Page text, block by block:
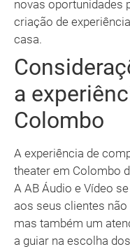
novas oportunidades
criação de
casa.
a
Colombo
A experiência de
theater em Colombo
A AB Áudio e Vídeo
aos seus clientes
mas também um
a guiar na escolha